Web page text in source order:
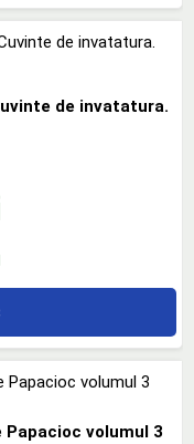
de invatatura.
volumul 3